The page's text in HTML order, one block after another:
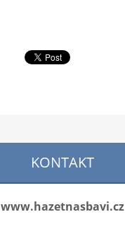
KONTAKT
www.hazetnasbavi.cz